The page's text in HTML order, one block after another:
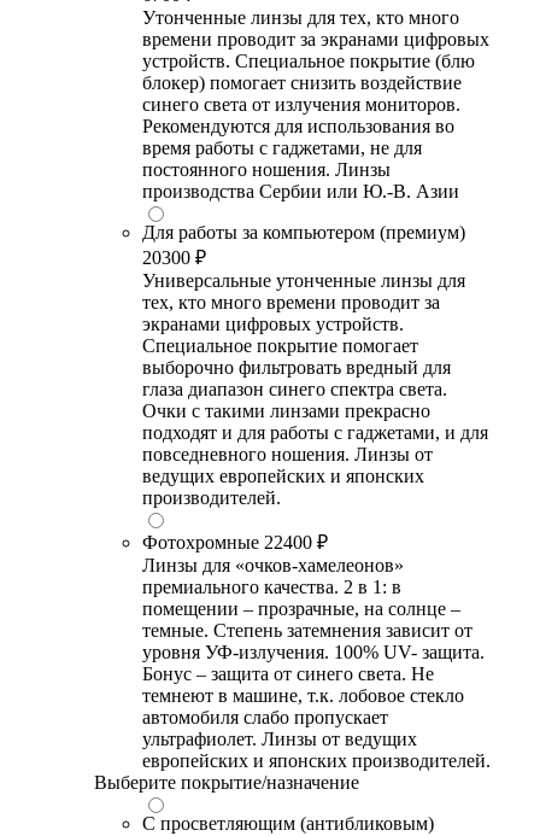
Утонченные линзы для тех, кто много
времени проводит за экранами цифровых
устройств. Специальное покрытие (блю
блокер) помогает снизить воздействие
синего света от излучения мониторов.
Рекомендуются для использования во
время работы с гаджетами, не для
постоянного ношения. Линзы
производства Сербии или Ю.-В. Азии
Для работы за компьютером (премиум)
20300 ₽
Универсальные утонченные линзы для
тех, кто много времени проводит за
экранами цифровых устройств.
Специальное покрытие помогает
выборочно фильтровать вредный для
глаза диапазон синего спектра света.
Очки с такими линзами прекрасно
подходят и для работы с гаджетами, и для
повседневного ношения. Линзы от
ведущих европейских и японских
производителей.
Фотохромные 22400 ₽
Линзы для «очков-хамелеонов»
премиального качества. 2 в 1: в
помещении – прозрачные, на солнце –
темные. Степень затемнения зависит от
уровня УФ-излучения. 100% UV- защита.
Бонус – защита от синего света. Не
темнеют в машине, т.к. лобовое стекло
автомобиля слабо пропускает
ультрафиолет. Линзы от ведущих
европейских и японских производителей.
Выберите покрытие/назначение
С просветляющим (антибликовым)